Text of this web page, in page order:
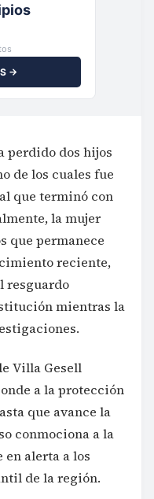
→
perdido dos hijos
de los cuales fue
que terminó con
la mujer
que permanece
reciente,
resguardo
mientras la
Villa Gesell
a la protección
que avance la
conmociona a la
alerta a los
de la región.